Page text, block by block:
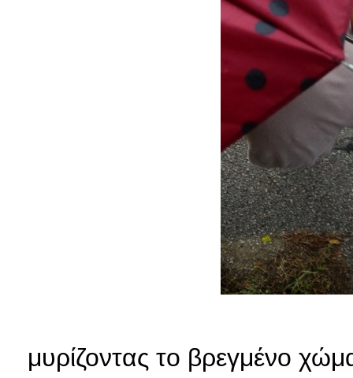
μυρίζοντας το βρεγμένο